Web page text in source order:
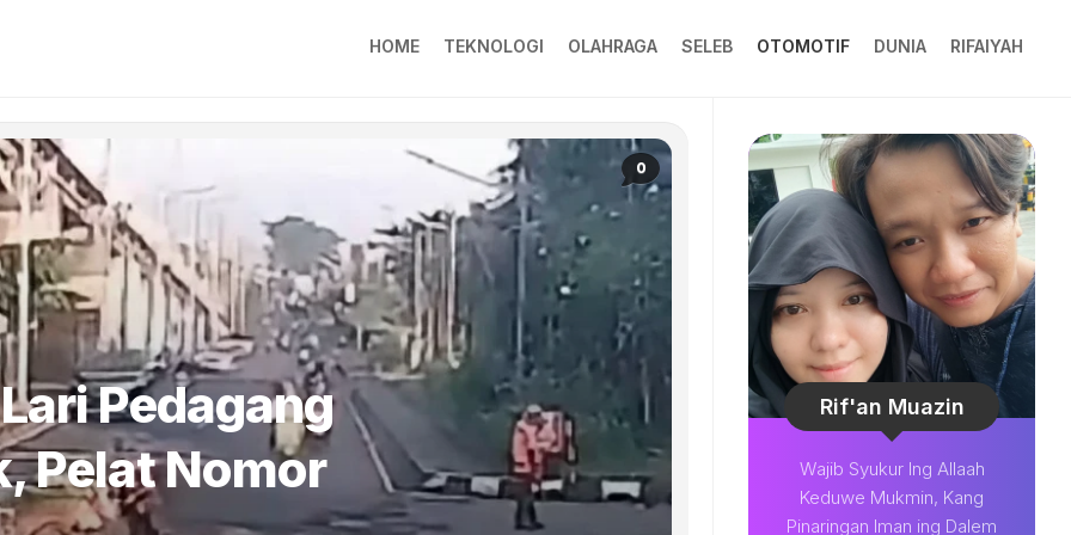
HOME TEKNOLOGI OLAHRAGA SELEB OTOMOTIF DUNIA RIFAIYAH
0
Pedagang
Pelat Nomor
Rif'an Muazin
Wajib Syukur Ing Allaah
Keduwe Mukmin, Kang
Pinaringan Iman ing Dalem